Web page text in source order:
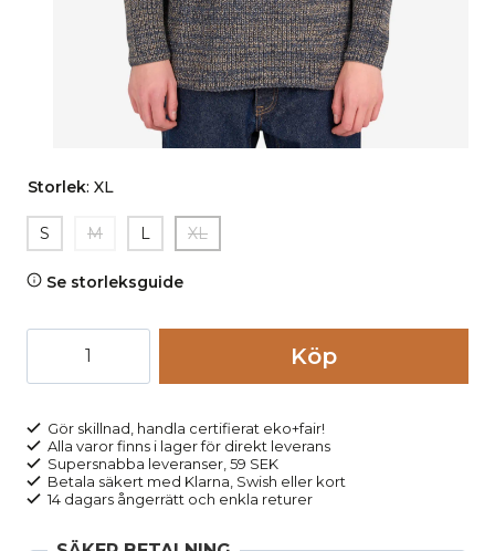
Storlek: XL
S M L XL
Se storleksguide
blå
melerad
mängd
Köp
Gör skillnad, handla certifierat eko+fair!
Alla varor finns i lager för direkt leverans
Supersnabba leveranser, 59 SEK
Betala säkert med Klarna, Swish eller kort
14 dagars ångerrätt och enkla returer